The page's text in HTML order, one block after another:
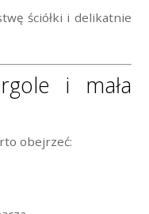
ściółki i delikatnie
i mała
obejrzeć: